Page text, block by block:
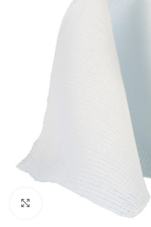
Klik om te vergroten